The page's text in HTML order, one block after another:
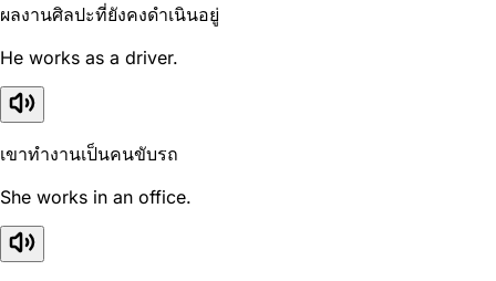
ผลงานศิลปะที่ยังคงดำเนินอยู่
He works as a driver.
เขาทำงานเป็นคนขับรถ
She works in an office.